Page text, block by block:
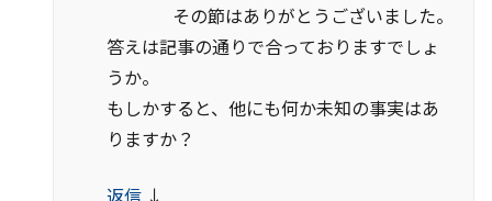
その節はありがとうございました。
答えは記事の通りで合っておりますでしょ
うか。
もしかすると、他にも何か未知の事実はあ
りますか？